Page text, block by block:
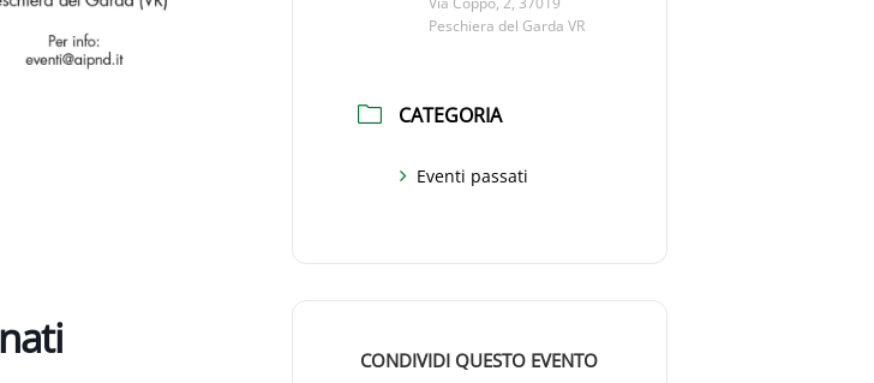
Peschiera del Garda VR
CATEGORIA
Eventi passati
CONDIVIDI QUESTO EVENTO